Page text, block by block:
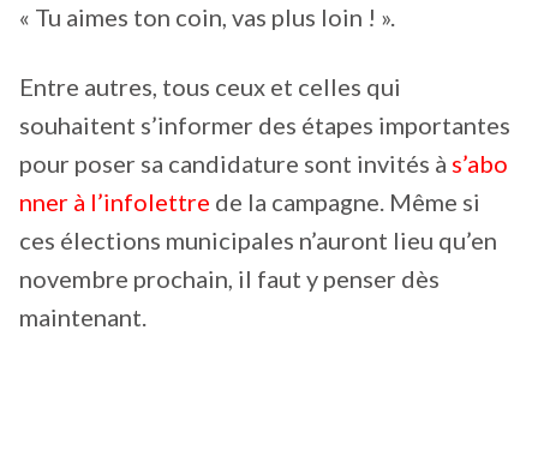
« Tu aimes ton coin, vas plus loin ! ».
Entre autres, tous ceux et celles qui
souhaitent s’informer des étapes importantes
pour poser sa candidature sont invités à s’abo
nner à l’infolettre de la campagne. Même si
ces élections municipales n’auront lieu qu’en
novembre prochain, il faut y penser dès
maintenant.